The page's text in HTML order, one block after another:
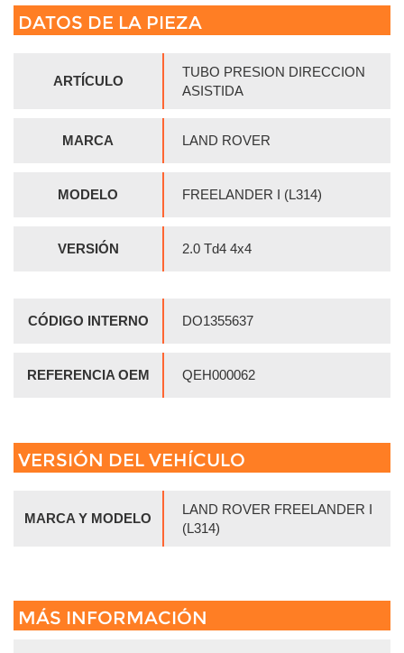
DATOS DE LA PIEZA
ARTÍCULO
TUBO PRESION DIRECCION
ASISTIDA
MARCA LAND ROVER
MODELO FREELANDER I (L314)
VERSIÓN 2.0 Td4 4x4
CÓDIGO INTERNO DO1355637
REFERENCIA OEM QEH000062
VERSIÓN DEL VEHÍCULO
MARCA Y MODELO
LAND ROVER FREELANDER I
(L314)
MÁS INFORMACIÓN